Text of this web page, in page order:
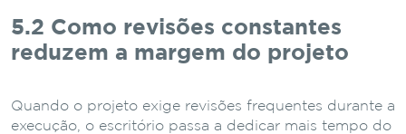
5.2 Como revisões constantes
reduzem a margem do projeto
Quando o projeto exige revisões frequentes durante a
execução, o escritório passa a dedicar mais tempo do